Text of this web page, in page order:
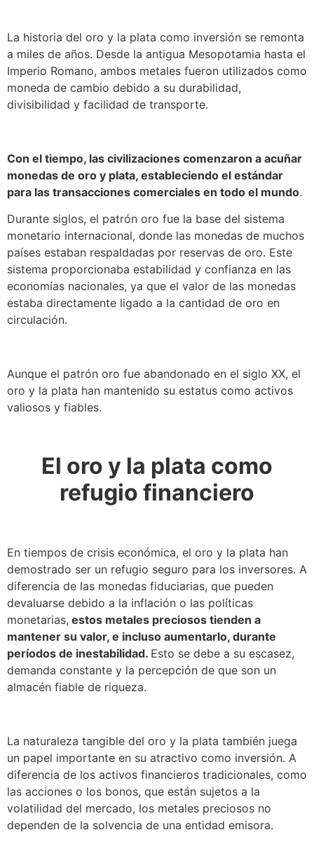
La historia del oro y la plata como inversión se remonta
a miles de años. Desde la antigua Mesopotamia hasta el
Imperio Romano, ambos metales fueron utilizados como
moneda de cambio debido a su durabilidad,
divisibilidad y facilidad de transporte.
Con el tiempo, las civilizaciones comenzaron a acuñar
monedas de oro y plata, estableciendo el estándar
para las transacciones comerciales en todo el mundo.
Durante siglos, el patrón oro fue la base del sistema
monetario internacional, donde las monedas de muchos
países estaban respaldadas por reservas de oro. Este
sistema proporcionaba estabilidad y confianza en las
economías nacionales, ya que el valor de las monedas
estaba directamente ligado a la cantidad de oro en
circulación.
Aunque el patrón oro fue abandonado en el siglo XX, el
oro y la plata han mantenido su estatus como activos
valiosos y fiables.
El oro y la plata como
refugio financiero
En tiempos de crisis económica, el oro y la plata han
demostrado ser un refugio seguro para los inversores. A
diferencia de las monedas fiduciarias, que pueden
devaluarse debido a la inflación o las políticas
monetarias, estos metales preciosos tienden a
mantener su valor, e incluso aumentarlo, durante
períodos de inestabilidad. Esto se debe a su escasez,
demanda constante y la percepción de que son un
almacén fiable de riqueza.
La naturaleza tangible del oro y la plata también juega
un papel importante en su atractivo como inversión. A
diferencia de los activos financieros tradicionales, como
las acciones o los bonos, que están sujetos a la
volatilidad del mercado, los metales preciosos no
dependen de la solvencia de una entidad emisora.